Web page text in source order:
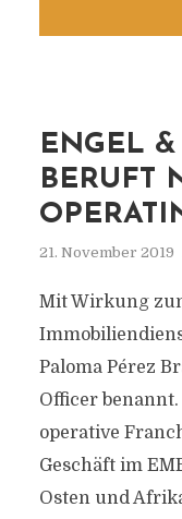
ENGEL
BERUFT
21. November 2019
Mit Wirkung
Paloma Pérez
Officer
operative
Geschäft im
Osten und